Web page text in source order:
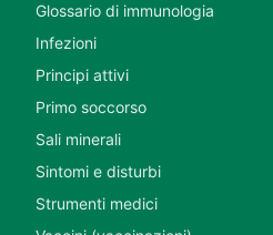
Glossario di immunologia
Infezioni
Principi attivi
Primo soccorso
Sali minerali
Sintomi e disturbi
Strumenti medici